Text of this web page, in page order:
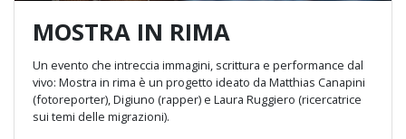
MOSTRA IN RIMA
Un evento che intreccia immagini, scrittura e performance dal
vivo: Mostra in rima è un progetto ideato da Matthias Canapini
(fotoreporter), Digiuno (rapper) e Laura Ruggiero (ricercatrice
sui temi delle migrazioni).